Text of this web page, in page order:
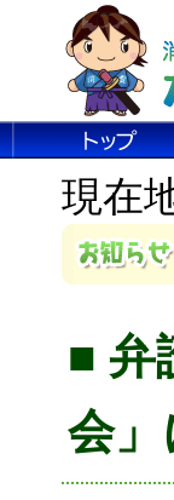
現在
■ 弁
会」